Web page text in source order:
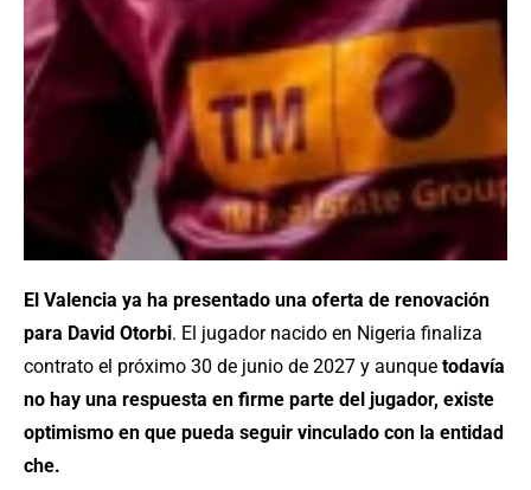
El Valencia ya ha presentado una oferta de renovación
para David Otorbi. El jugador nacido en Nigeria finaliza
contrato el próximo 30 de junio de 2027 y aunque todavía
no hay una respuesta en firme parte del jugador, existe
optimismo en que pueda seguir vinculado con la entidad
che.